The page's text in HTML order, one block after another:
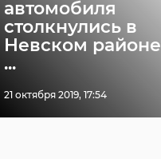
автомобиля
столкнулись в
Невском районе
...
21 октября 2019, 17:54